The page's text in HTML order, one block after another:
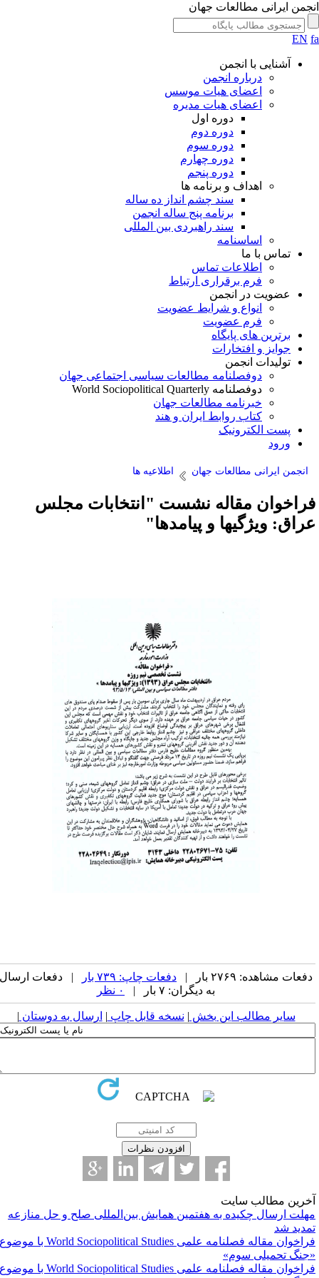
ایرانی مطالعات جهان
EN
آشنایی با انجمن
درباره انجمن
اعضای هیات موسس
اعضای هیات مدیره
دوره اول
دوره دوم
دوره سوم
دوره چهارم
دوره پنجم
اهداف و برنامه ها
سند چشم انداز ده ساله
برنامه پنج ساله انجمن
سند راهبردی بین المللی
اساسنامه
تماس با ما
اطلاعات تماس
فرم برقراری ارتباط
عضویت در انجمن
انواع و شرایط عضویت
فرم عضویت
برترین های پایگاه
جوایز و افتخارات
تولیدات انجمن
دوفصلنامه مطالعات سیاسی اجتماعی جهان
دوفصلنامه World Sociopolitical Quarterly
خبرنامه مطالعات جهان
کتاب روابط ایران و هند
پست الکترونیک
ورود
انجمن ایرانی مطالعات جهان اطلاعیه ها
مقاله نشست "انتخابات مجلس
ویژگیها و پیامدها"
دفعات مشاهده: ۲۷۶۹ بار | دفعات چاپ: ۷۳۹ بار
| دفعات ارسال
به دیگران: ۷ بار |
سایر مطالب این بخش | نسخه قابل چاپ| ارسال به دوستان|
مطالب سایت
ارسال چکیده به هفتمین همایش بین‌المللی صلح و حل منازعه
شد
فراخوان مقاله فصلنامه علمی World Sociopolitical Studies با موضوع
تحمیلی سوم»
فراخوان مقاله فصلنامه علمی World Sociopolitical Studies با موضوع